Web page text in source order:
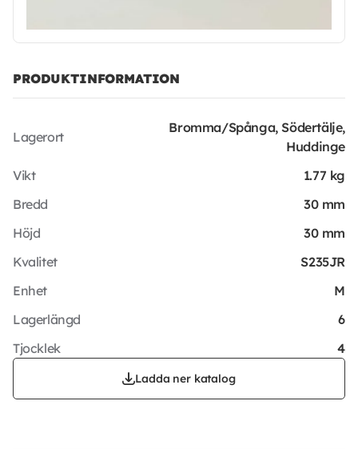
PRODUKTINFORMATION
Lagerort
Bromma/Spånga, Södertälje,
Huddinge
Vikt
1.77 kg
Bredd
30 mm
Höjd
30 mm
Kvalitet
S235JR
Enhet
M
Lagerlängd
6
Tjocklek
4
Ladda ner katalog